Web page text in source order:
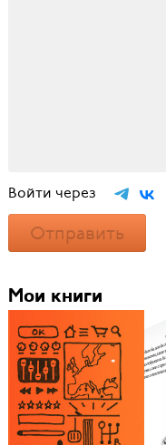
Войти через
Отправить
Мои книги